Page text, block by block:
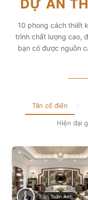
DỰ ÁN
10 phong cách thiết
trình chất lượng cao,
bạn có được nguồn
Tân cổ điển /
Hiện đại
Trần Tuấn Anh